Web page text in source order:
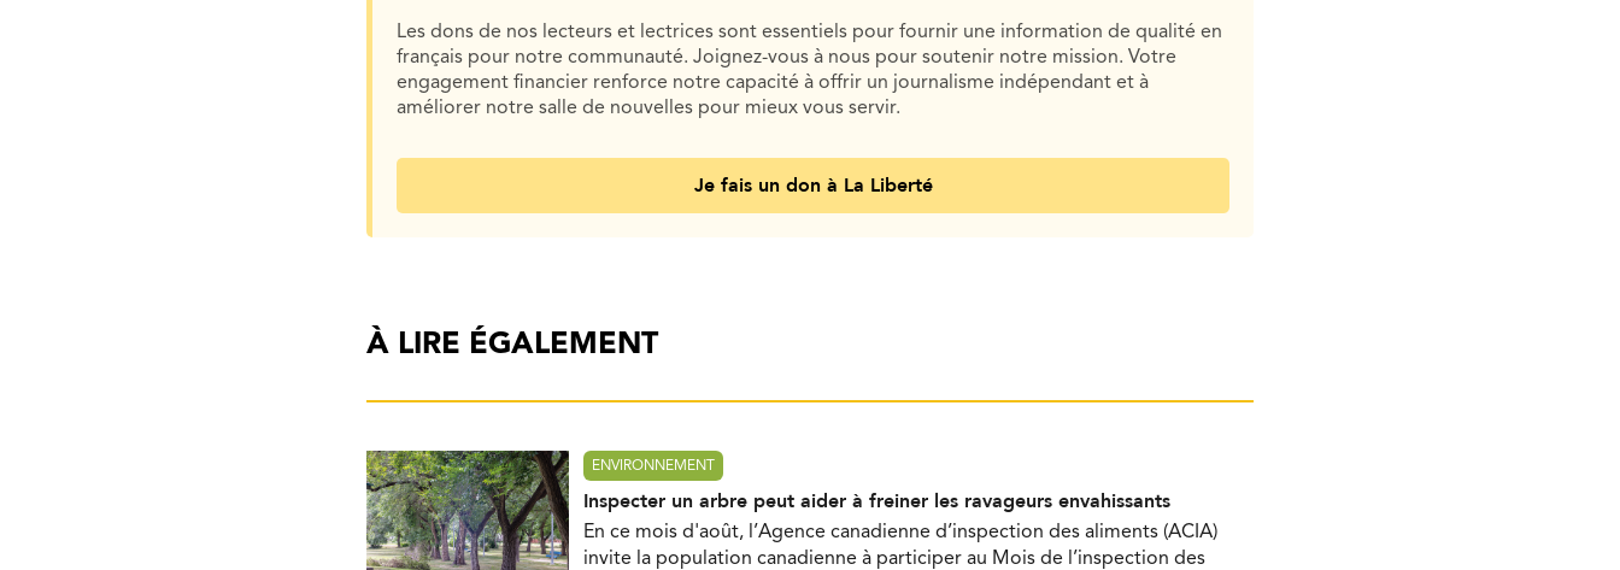
Les dons de nos lecteurs et lectrices sont essentiels pour fournir une information de qualité en
français pour notre communauté. Joignez-vous à nous pour soutenir notre mission. Votre
engagement financier renforce notre capacité à offrir un journalisme indépendant et à
améliorer notre salle de nouvelles pour mieux vous servir.
Je fais un don à La Liberté
À LIRE ÉGALEMENT
ENVIRONNEMENT
Inspecter un arbre peut aider à freiner les ravageurs envahissants
En ce mois d'août, l’Agence canadienne d’inspection des aliments (ACIA)
invite la population canadienne à participer au Mois de l’inspection des